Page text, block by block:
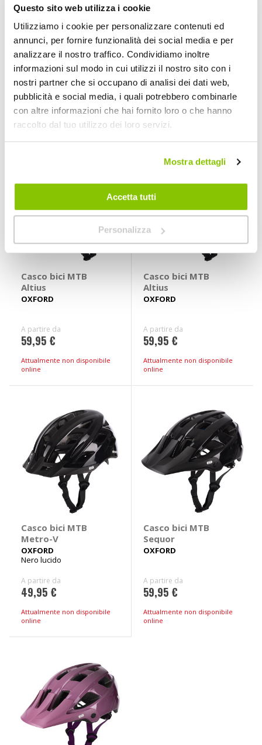
Questo sito web utilizza i cookie
Utilizziamo i cookie per personalizzare contenuti ed
annunci, per fornire funzionalità dei social media e per
analizzare il nostro traffico. Condividiamo inoltre
informazioni sul modo in cui utilizzi il nostro sito con i
nostri partner che si occupano di analisi dei dati web,
pubblicità e social media, i quali potrebbero combinarle
con altre informazioni che hai fornito loro o che hanno
raccolto dal tuo utilizzo dei loro servizi.
Mostra dettagli
Accetta tutti
Personalizza
Casco bici MTB F15
OXFORD
A partire da
19,95 €
Casco bici MTB
Altius
A partire da
59,95 €
Attualmente non disponibile
Casco bici MTB
Altius
OXFORD
A partire da
59,95 €
Attualmente non disponibile
online
Casco bici MTB
Altius
OXFORD
A partire da
59,95 €
Attualmente non disponibile
online
Casco bici MTB
Metro-V
OXFORD
Nero lucido
A partire da
49,95 €
Attualmente non disponibile
online
Casco bici MTB
Sequor
OXFORD
A partire da
59,95 €
Attualmente non disponibile
online